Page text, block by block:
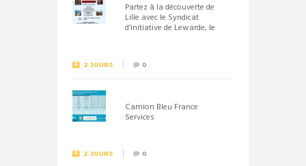
Partez à la découverte de
Lille avec le Syndicat
d’initiative de Lewarde, le
2 JOURS 0
Camion Bleu France
Services
2 JOURS 0